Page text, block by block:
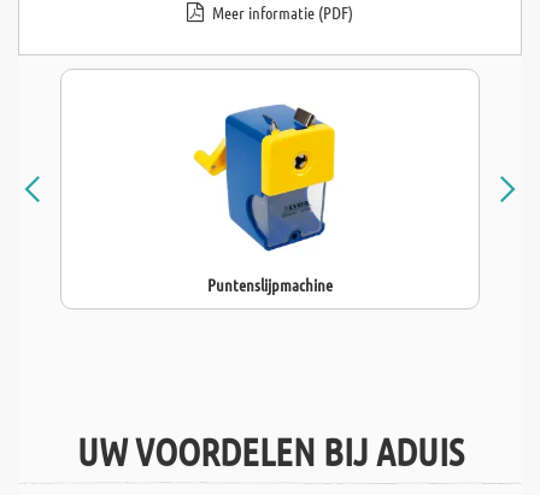
Meer informatie (PDF)
Puntenslijpmachine
UW VOORDELEN BIJ ADUIS